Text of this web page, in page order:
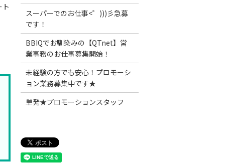
スーパーでのお仕事<゜)))彡急募
です！
BBIQでお馴染みの【QTnet】営
業事務のお仕事募集開始！
未経験の方でも安心！プロモーシ
ョン業務募集中です★
単発★プロモーションスタッフ